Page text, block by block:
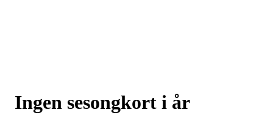
Ingen sesongkort i år